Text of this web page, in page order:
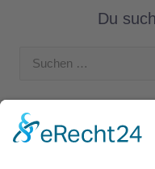
Du
Suchen